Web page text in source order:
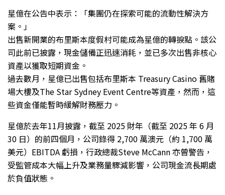
星億在公告中表示：「集團仍在探索可能的流動性解決方
案。」
出售新開業的布里斯本度假村可能成為星億的轉捩點。該公
司此前已披露，現金儲備正迅速消耗，並已多次出售非核心
資產以獲取短期資金。
過去數月，星億已出售包括布里斯本 Treasury Casino 舊賭
場大樓及The Star Sydney Event Centre等資產，然而，這
些資金僅能暫時緩解財務壓力。
星億於去年11月披露，截至 2025 財年（截至 2025 年 6 月
30 日）的前四個月，公司錄得 2,700 萬澳元（約 1,700 萬
美元）EBITDA 虧損，行政總裁Steve McCann 亦曾警告，
受監管成本大幅上升及業務量驟減影響，公司現金流長期處
於負值狀態。